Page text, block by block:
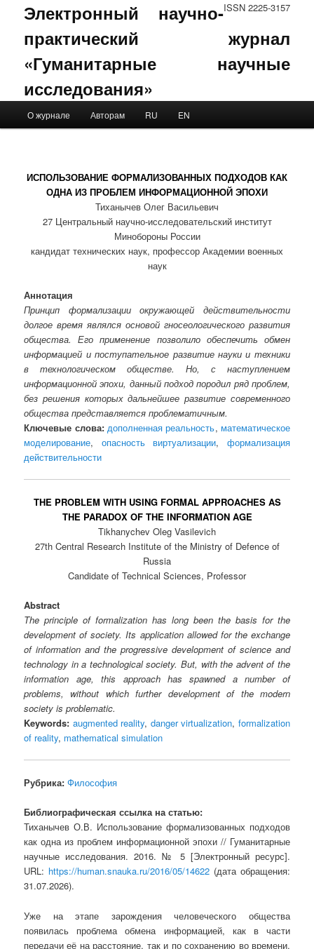
ISSN 2225-3157
Электронный научно-
практический журнал
«Гуманитарные научные
исследования»
Skip to primary content
Skip to secondary content
О журнале Авторам RU EN
ИСПОЛЬЗОВАНИЕ ФОРМАЛИЗОВАННЫХ ПОДХОДОВ КАК
ОДНА ИЗ ПРОБЛЕМ ИНФОРМАЦИОННОЙ ЭПОХИ
Тиханычев Олег Васильевич
27 Центральный научно-исследовательский институт
Минобороны России
кандидат технических наук, профессор Академии военных
наук
Аннотация
Принцип формализации окружающей действительности
долгое время являлся основой гносеологического развития
общества. Его применение позволило обеспечить обмен
информацией и поступательное развитие науки и техники
в технологическом обществе. Но, с наступлением
информационной эпохи, данный подход породил ряд проблем,
без решения которых дальнейшее развитие современного
общества представляется проблематичным.
Ключевые слова: дополненная реальность, математическое
моделирование, опасность виртуализации, формализация
действительности
THE PROBLEM WITH USING FORMAL APPROACHES AS
THE PARADOX OF THE INFORMATION AGE
Tikhanychev Oleg Vasilevich
27th Central Research Institute of the Ministry of Defence of
Russia
Candidate of Technical Sciences, Professor
Abstract
The principle of formalization has long been the basis for the
development of society. Its application allowed for the exchange
of information and the progressive development of science and
technology in a technological society. But, with the advent of the
information age, this approach has spawned a number of
problems, without which further development of the modern
society is problematic.
Keywords: augmented reality, danger virtualization,formalization
of reality, mathematical simulation
Рубрика: Философия
Библиографическая ссылка на статью:
Тиханычев О.В. Использование формализованных подходов
как одна из проблем информационной эпохи // Гуманитарные
научные исследования. 2016. № 5 [Электронный ресурс].
URL: https://human.snauka.ru/2016/05/14622 (дата обращения:
31.07.2026).
Уже на этапе зарождения человеческого общества
появилась проблема обмена информацией, как в части
передачи её на расстояние, так и по сохранению во времени.